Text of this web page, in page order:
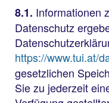
8.1. Informationen
Datenschutz
https://www.tui.at/
gesetzlichen
Sie zu jederzeit